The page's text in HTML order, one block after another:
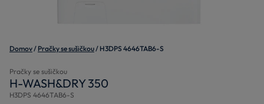
Domov Pračky se sušičkou H3DPS 4646TAB6-S
Pračky se sušičkou
H-WASH&DRY 350
H3DPS 4646TAB6-S